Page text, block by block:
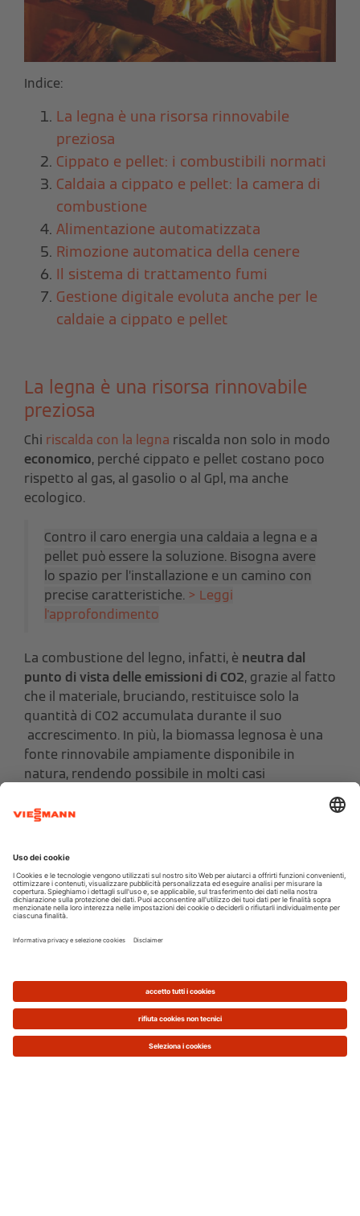
Indice:
La legna è una risorsa rinnovabile
preziosa
Cippato e pellet: i combustibili normati
Caldaia a cippato e pellet: la camera di
combustione
Alimentazione automatizzata
Rimozione automatica della cenere
Il sistema di trattamento fumi
Gestione digitale evoluta anche per le
caldaie a cippato e pellet
La legna è una risorsa rinnovabile
preziosa
Chi riscalda con la legna riscalda non solo in modo
economico, perché cippato e pellet costano poco
rispetto al gas, al gasolio o al Gpl, ma anche
ecologico.
Contro il caro energia una caldaia a legna e a
pellet può essere la soluzione. Bisogna avere
lo spazio per l’installazione e un camino con
precise caratteristiche. > Leggi
l'approfondimento
La combustione del legno, infatti, è neutra dal
punto di vista delle emissioni di CO2, grazie al fatto
che il materiale, bruciando, restituisce solo la
quantità di CO2 accumulata durante il suo
accrescimento. In più, la biomassa legnosa è una
fonte rinnovabile ampiamente disponibile in
natura, rendendo possibile in molti casi
emissioni legate ai lunghi trasporti.
Oggi, infine, disponiamo della tecnologia e delle
conoscenze necessarie per produrre energia dal